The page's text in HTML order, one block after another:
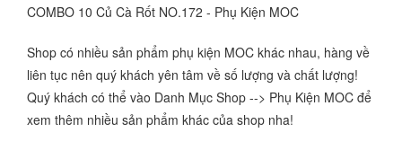
COMBO 10 Củ Cà Rốt NO.172 - Phụ Kiện MOC
Shop có nhiều sản phẩm phụ kiện MOC khác nhau, hàng về
liên tục nên quý khách yên tâm về số lượng và chất lượng!
Quý khách có thể vào Danh Mục Shop --> Phụ Kiện MOC để
xem thêm nhiều sản phẩm khác của shop nha!